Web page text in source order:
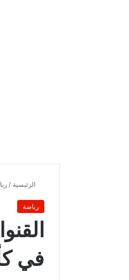
الرئيسية /
رياضة
في